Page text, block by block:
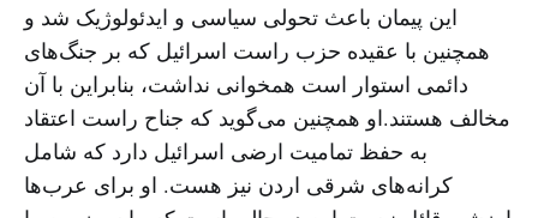
این پیمان باعث تحولی سیاسی و ایدئولوژیک شد و
همچنین با عقیده حزب راست اسرائیل که بر جنگ‌های
دائمی استوار است همخوانی نداشت، بنابراین با آن
مخالف هستند.او همچنین می‌گوید که جناح راست اعتقاد
به حفظ تمامیت ارضی اسرائیل دارد که شامل
کرانه‌های شرقی اردن نیز هست. او برای عرب‌ها